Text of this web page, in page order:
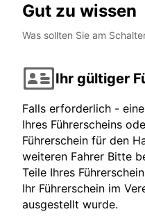
Gut zu wissen
Was sollten Sie am
Ihr gültiger
Falls erforderlich -
Ihres Führerscheins
Führerschein für den
weiteren Fahrer Bitte
Teile Ihres
Ihr Führerschein im
ausgestellt wurde.